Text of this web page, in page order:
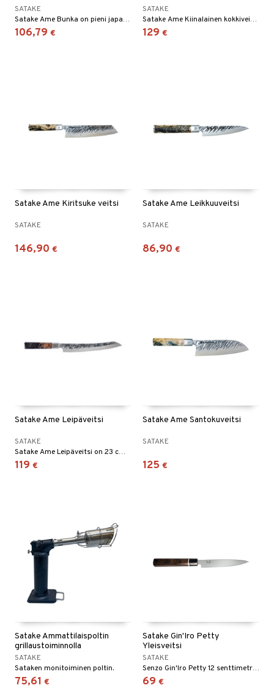
SATAKE
Satake Ame Bunka on pieni japanilainen kokkiveitsi/yleisveitsi, joka kärki on selkeästi vinoon leikattu, mikä antaa sinulle hyvän ja terävän kärjen tarkkaan työstämiseen. Samalla saat veitsen, jonka profiili on melko korkea ja se sopii sekä leikkaamiseen että pillkomiseen.
106,79 €
SATAKE
Satake Ame Kiinalainen kokkiveitsi on kokkiveitsi/pilkkomisveitsi, jossa on korkea profiili ja se on erittäin hyvä useimpiin keittiön toimiin.
129 €
Satake Ame Kiritsuke veitsi
SATAKE
146,90 €
Satake Ame Leikkuuveitsi
SATAKE
86,90 €
Satake Ame Leipäveitsi
SATAKE
Satake Ame Leipäveitsi on 23 cm veitsi, jossa on sekä toimiva että kaunis muotoilu. Terä on kevyesti kaareva ja pyöristetyt yksipuolisesti hiotut hampaat ovat pehmeästi vaihtelevassa kulmassa verrattaessa etuosaa, keskiosaa ja kantaa. Kaikki tämä antaa täydellisen leikkaustuntuman riippumatta siitä, onko kyseessä aamiaissämpylä, hapanjuurileipä tai höyrytetty bao, joka pitää jakaa.
119 €
Satake Ame Santokuveitsi
SATAKE
125 €
Satake Ammattilaispoltin
grillaustoiminnolla
SATAKE
Sataken monitoiminen poltin.
75,61 €
Satake Gin'Iro Petty
Yleisveitsi
SATAKE
Senzo Gin'Iro Petty 12 senttimetriä on klassinen yleisveitsi.
69 €